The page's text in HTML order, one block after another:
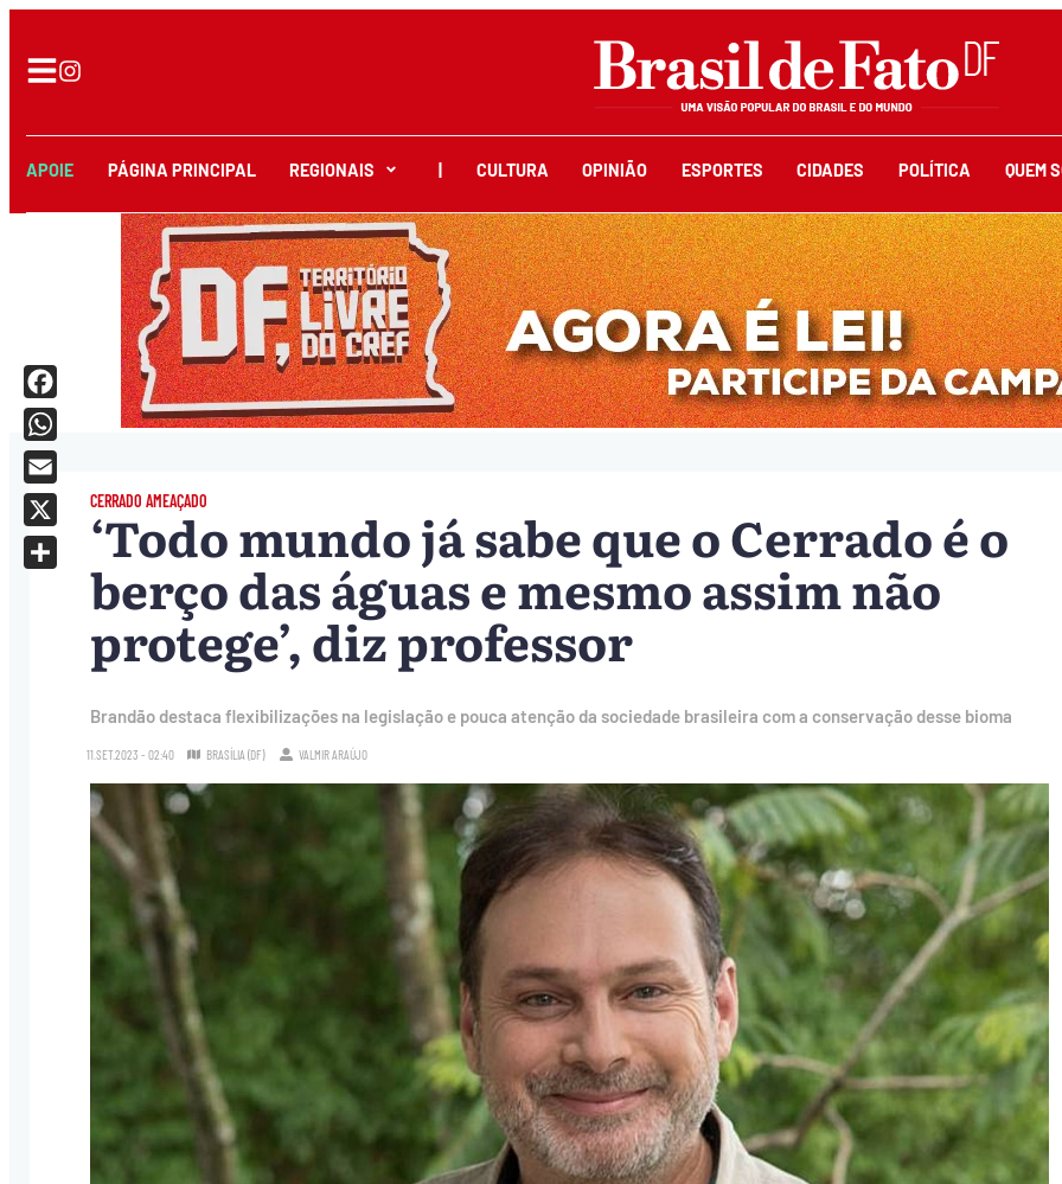
APOIE PÁGINA PRINCIPAL REGIONAIS CULTURA OPINIÃO ESPORTES CIDADES POLÍTICA QUEM
CERRADO AMEAÇADO
‘Todo mundo já sabe que o Cerrado é o
berço das águas e mesmo assim não
protege’, diz professor
Brandão destaca flexibilizações na legislação e pouca atenção da sociedade brasileira com a conservação desse bioma
11.SET.2023 - 02:40 BRASÍLIA (DF) VALMIR ARAÚJO
Facebook
WhatsApp
Email
X